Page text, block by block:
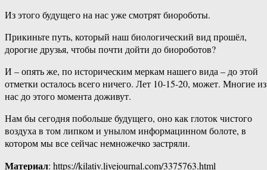
Из этого будущего на нас уже смотрят биороботы.
Прикиньте путь, который наш биологический вид прошёл,
дорогие друзья, чтобы почти дойти до биороботов?
И – опять же, по историческим меркам нашего вида – до этой
отметки осталось всего ничего. Лет 10-15-20, может. Многие из
нас до этого момента доживут.
Нам бы сегодня побольше будущего, оно как глоток чистого
воздуха в том липком и унылом информацинном болоте, в
котором мы все сейчас немножечко застряли.
Материал: https://kilativ.livejournal.com/3375763.html